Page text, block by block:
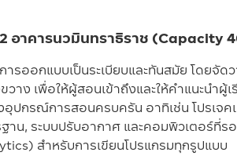
อาคารนวมินทราธิราช (Capacity
ารออกแบบเป็นระเบียบและทันสมัย โดยจั
วาง เพื่อให้ผู้สอนเข้าถึงและให้คำแนะนำ
ปกรณ์การสอนครบครัน อาทิเช่น โปรเจ
าน, ระบบปรับอากาศ และคอมพิวเตอร์ที่
สำหรับการเขียนโปรแกรมทุกรูปแบบ